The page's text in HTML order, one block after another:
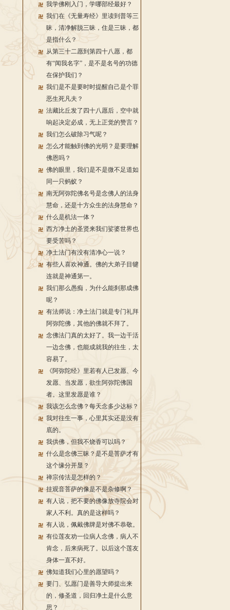
我学佛刚入门，学哪部经最好？
我们在《无量寿经》里读到普等三
昧，清净解脱三昧，住是三昧，都
是指什么？
从第三十二愿到第四十八愿，都
有“闻我名字”，是不是名号的功德
在保护我们？
我们是不是要时时提醒自己是个罪
恶生死凡夫？
法藏比丘发了四十八愿后，空中就
响起决定必成，无上正觉的赞言？
我们怎么破除习气呢？
怎么才能触到佛的光明？是要理解
佛恩吗？
佛的眼里，我们是不是微不足道如
同一只蚂蚁？
南无阿弥陀佛名号是念佛人的法身
慧命，还是十方众生的法身慧命？
什么是机法一体？
西方净土的圣贤来我们娑婆世界也
要受苦吗？
净土法门有没有清净心一说？
有些人喜欢神通。佛的大弟子目犍
连就是神通第一。
我们那么愚痴，为什么能刹那成佛
呢？
有法师说：净土法门就是专门礼拜
阿弥陀佛，其他的佛就不拜了。
念佛法门真的太好了。我一边干活
一边念佛，也能成就我的往生，太
容易了。
《阿弥陀经》里若有人已发愿、今
发愿、当发愿，欲生阿弥陀佛国
者。这里发愿是谁？
我该怎么念佛？每天念多少达标？
我对往生一事，心里其实还是没有
底的。
我供佛，但我不烧香可以吗？
什么是念佛三昧？是不是菩萨才有
这个缘分开显？
禅宗传法是怎样的？
挂观音菩萨的像是不是杂修啊？
有人说，把不要的佛像放寺院会对
家人不利。真的是这样吗？
有人说，佩戴佛牌是对佛不恭敬。
有位莲友劝一位病人念佛，病人不
肯念，后来病死了。以后这个莲友
身体一直不好。
佛知道我们心里的愿望吗？
要门、弘愿门是善导大师提出来
的，修圣道，回归净土是什么意
思？